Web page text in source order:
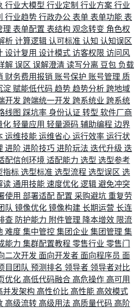
行业大模型 行业定制 行业方案 行业
行业趋势 行政办公 表单 表单功能 表
理 表单配置 表结构 观念转变 角色权
析 计算逻辑 认可标准 认知 认知误区
设计复用 设计模式 访客权限 访问风
解 误区 误解澄清 读写分离 豆包 负载
财务费用报销 账号保护 账号管理 质
淀 赋能低代码 趋势 趋势分析 跨地域
开发 跨端统一开发 跨系统业 跨系统
线图 踩坑率 身份认证 转型 软件厂商
化 轻量应用 轻量源码 辅助编程 边界
运维技能 运维省心 运行效率 运行状
进阶 进阶技巧 进阶玩法 迭代升级 迭
配信创环境 适配能力 选型 选型参考
指标 选型标准 选型流程 选型误区 选
读 通用技能 速度优化 逻辑 避免冲突
使用 部署适配 配置 采购避坑 重复劳
队 镜像优化 镜像构建 长期运营 长连
查 防护能力 附件管理 降本增效 限流
难度 集中管控 集团企业 集团管理 集
能力 集群配置教程 零售行业 零售门
二次开发 面向开发者 面向程序员 面
目团队 预测排名 领导者 领导者对比
优化 高低代码融合 高危操作 高可用
并发架构 高性价比 高性能 高效模式
高级流转 高级用法 高质量代码 高阶